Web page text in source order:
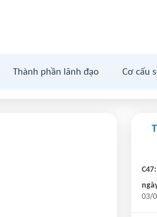
Thành phần lãnh đạo Cơ cấu
03/